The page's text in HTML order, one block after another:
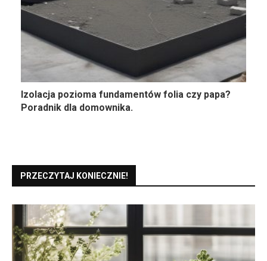
Izolacja pozioma fundamentów folia czy papa?
Poradnik dla domownika.
PRZECZYTAJ KONIECZNIE!